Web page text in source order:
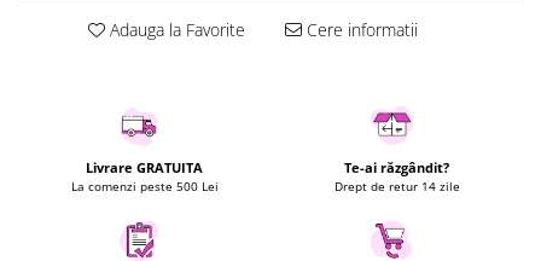
Accesorii si piese masini spalat
Aparate Frigorifice
Aparate Racire Aer
Aragaze si cuptoare cu microunde
Adauga la Favorite Cere informatii
Livrare GRATUITA
La comenzi peste 500 Lei
Te-ai răzgândit?
Drept de retur 14 zile